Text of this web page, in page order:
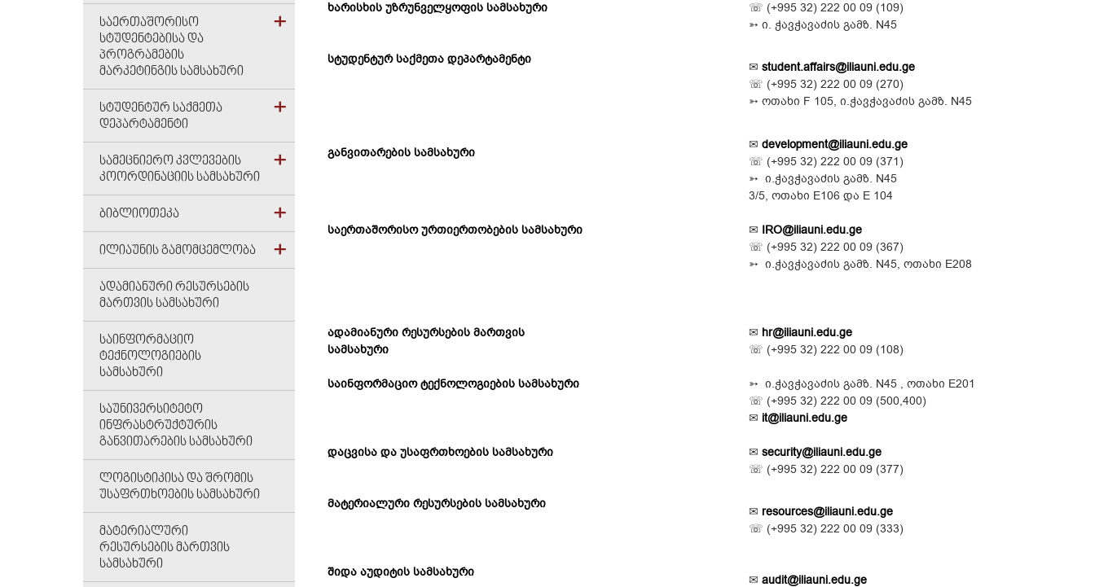
ᲡᲐᲔᲠᲗᲐᲨᲝᲠᲘᲡᲝ
ᲡᲢᲣᲓᲔᲜᲢᲔᲑᲘᲡᲐ ᲓᲐ
ᲞᲠᲝᲒᲠᲐᲛᲔᲑᲘᲡ
ᲛᲐᲠᲙᲔᲢᲘᲜᲒᲘᲡ ᲡᲐᲛᲡᲐᲮᲣᲠᲘ
ᲡᲢᲣᲓᲔᲜᲢᲣᲠ ᲡᲐᲥᲛᲔᲗᲐ
ᲓᲔᲞᲐᲠᲢᲐᲛᲔᲜᲢᲘ
ᲡᲐᲛᲔᲪᲜᲘᲔᲠᲝ ᲙᲕᲚᲔᲕᲔᲑᲘᲡ
ᲙᲝᲝᲠᲓᲘᲜᲐᲪᲘᲘᲡ ᲡᲐᲛᲡᲐᲮᲣᲠᲘ
ᲑᲘᲑᲚᲘᲝᲗᲔᲙᲐ
ᲘᲚᲘᲐᲣᲜᲘᲡ ᲒᲐᲛᲝᲛᲪᲔᲛᲚᲝᲑᲐ
ᲐᲓᲐᲛᲘᲐᲜᲣᲠᲘ ᲠᲔᲡᲣᲠᲡᲔᲑᲘᲡ
ᲛᲐᲠᲗᲕᲘᲡ ᲡᲐᲛᲡᲐᲮᲣᲠᲘ
ᲡᲐᲘᲜᲤᲝᲠᲛᲐᲪᲘᲝ
ᲢᲔᲥᲜᲝᲚᲝᲒᲘᲔᲑᲘᲡ
ᲡᲐᲛᲡᲐᲮᲣᲠᲘ
ᲡᲐᲣᲜᲘᲕᲔᲠᲡᲘᲢᲔᲢᲝ
ᲘᲜᲤᲠᲐᲡᲢᲠᲣᲥᲢᲣᲠᲘᲡ
ᲒᲐᲜᲕᲘᲗᲐᲠᲔᲑᲘᲡ ᲡᲐᲛᲡᲐᲮᲣᲠᲘ
ᲚᲝᲒᲘᲡᲢᲘᲙᲘᲡᲐ ᲓᲐ ᲨᲠᲝᲛᲘᲡ
ᲣᲡᲐᲤᲠᲗᲮᲝᲔᲑᲘᲡ ᲡᲐᲛᲡᲐᲮᲣᲠᲘ
ᲛᲐᲢᲔᲠᲘᲐᲚᲣᲠᲘ
ᲠᲔᲡᲣᲠᲡᲔᲑᲘᲡ ᲛᲐᲠᲗᲕᲘᲡ
ᲡᲐᲛᲡᲐᲮᲣᲠᲘ
ხარისხის უზრუნველყოფის სამსახური
☏ (+995 32) 222 00 09 (109)
➳ ი. ჭავჭავაძის გამზ. N45
სტუდენტურ საქმეთა დეპარტამენტი
✉ student.affairs@iliauni.edu.ge
☏ (+995 32) 222 00 09 (270)
➳ ოთახი F 105, ი.ჭავჭავაძის გამზ. N45
განვითარების სამსახური
✉ development@iliauni.edu.ge
☏ (+995 32) 222 00 09 (371)
➳ ი.ჭავჭავაძის გამზ. N45
3/5, ოთახი E106 და E 104
საერთაშორისო ურთიერთობების სამსახური ✉ IRO@iliauni.edu.ge
☏ (+995 32) 222 00 09 (367)
➳ ი.ჭავჭავაძის გამზ. N45, ოთახი E208
ადამიანური რესურსების მართვის
სამსახური
✉ hr@iliauni.edu.ge
☏ (+995 32) 222 00 09 (108)
საინფორმაციო ტექნოლოგიების სამსახური
➳ ი.ჭავჭავაძის გამზ. N45 , ოთახი E201
☏ (+995 32) 222 00 09 (500,400)
✉ it@iliauni.edu.ge
დაცვისა და უსაფრთხოების სამსახური ✉ security@iliauni.edu.ge
☏ (+995 32) 222 00 09 (377)
მატერიალური რესურსების სამსახური
✉ resources@iliauni.edu.ge
☏ (+995 32) 222 00 09 (333)
შიდა აუდიტის სამსახური
✉ audit@iliauni.edu.ge